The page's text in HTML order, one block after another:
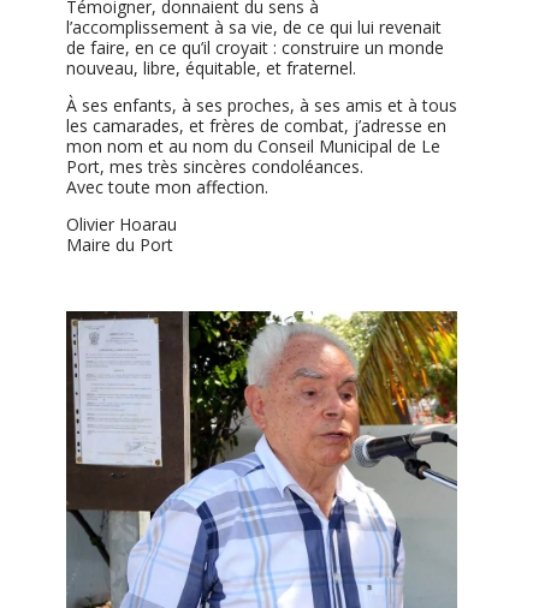
Témoigner, donnaient du sens à
l’accomplissement à sa vie, de ce qui lui revenait
de faire, en ce qu’il croyait : construire un monde
nouveau, libre, équitable, et fraternel.
À ses enfants, à ses proches, à ses amis et à tous
les camarades, et frères de combat, j’adresse en
mon nom et au nom du Conseil Municipal de Le
Port, mes très sincères condoléances.
Avec toute mon affection.
Olivier Hoarau
Maire du Port